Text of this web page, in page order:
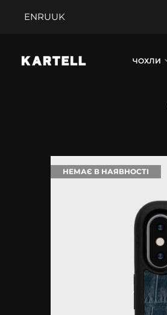
ENRUUK
ЧОХЛИ
НЕМАЄ В НАЯВНОСТІ